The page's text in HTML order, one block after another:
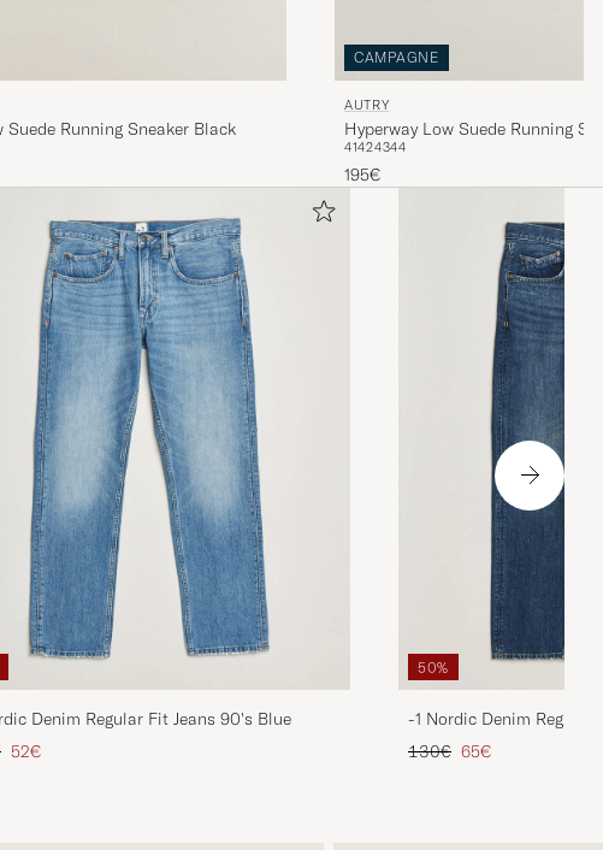
Suede Running Sneaker Black
CAMPAGNE
AUTRY
Hyperway Low Suede Running
41424344
195€
Denim Regular Fit Jeans 90's Blue
prijs
Verlaagd prijs
52€
50%
-1 Nordic Denim Regular
Reguliere prijs
130€ Verlaagd prijs
65€